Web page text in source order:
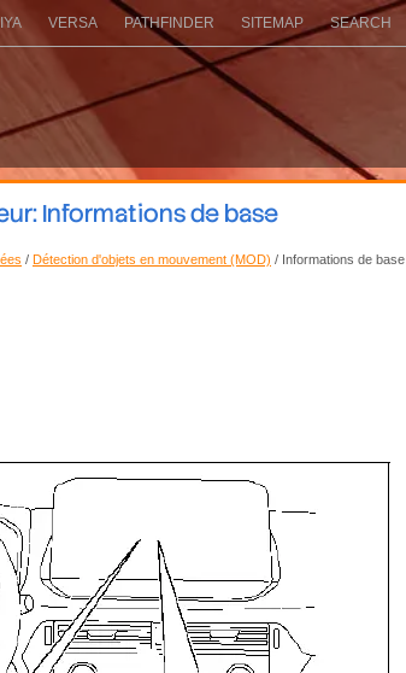
VERSA PATHFINDER SITEMAP SEARCH
Informations de base
/ Détection d'objets en mouvement (MOD) / Informations de base